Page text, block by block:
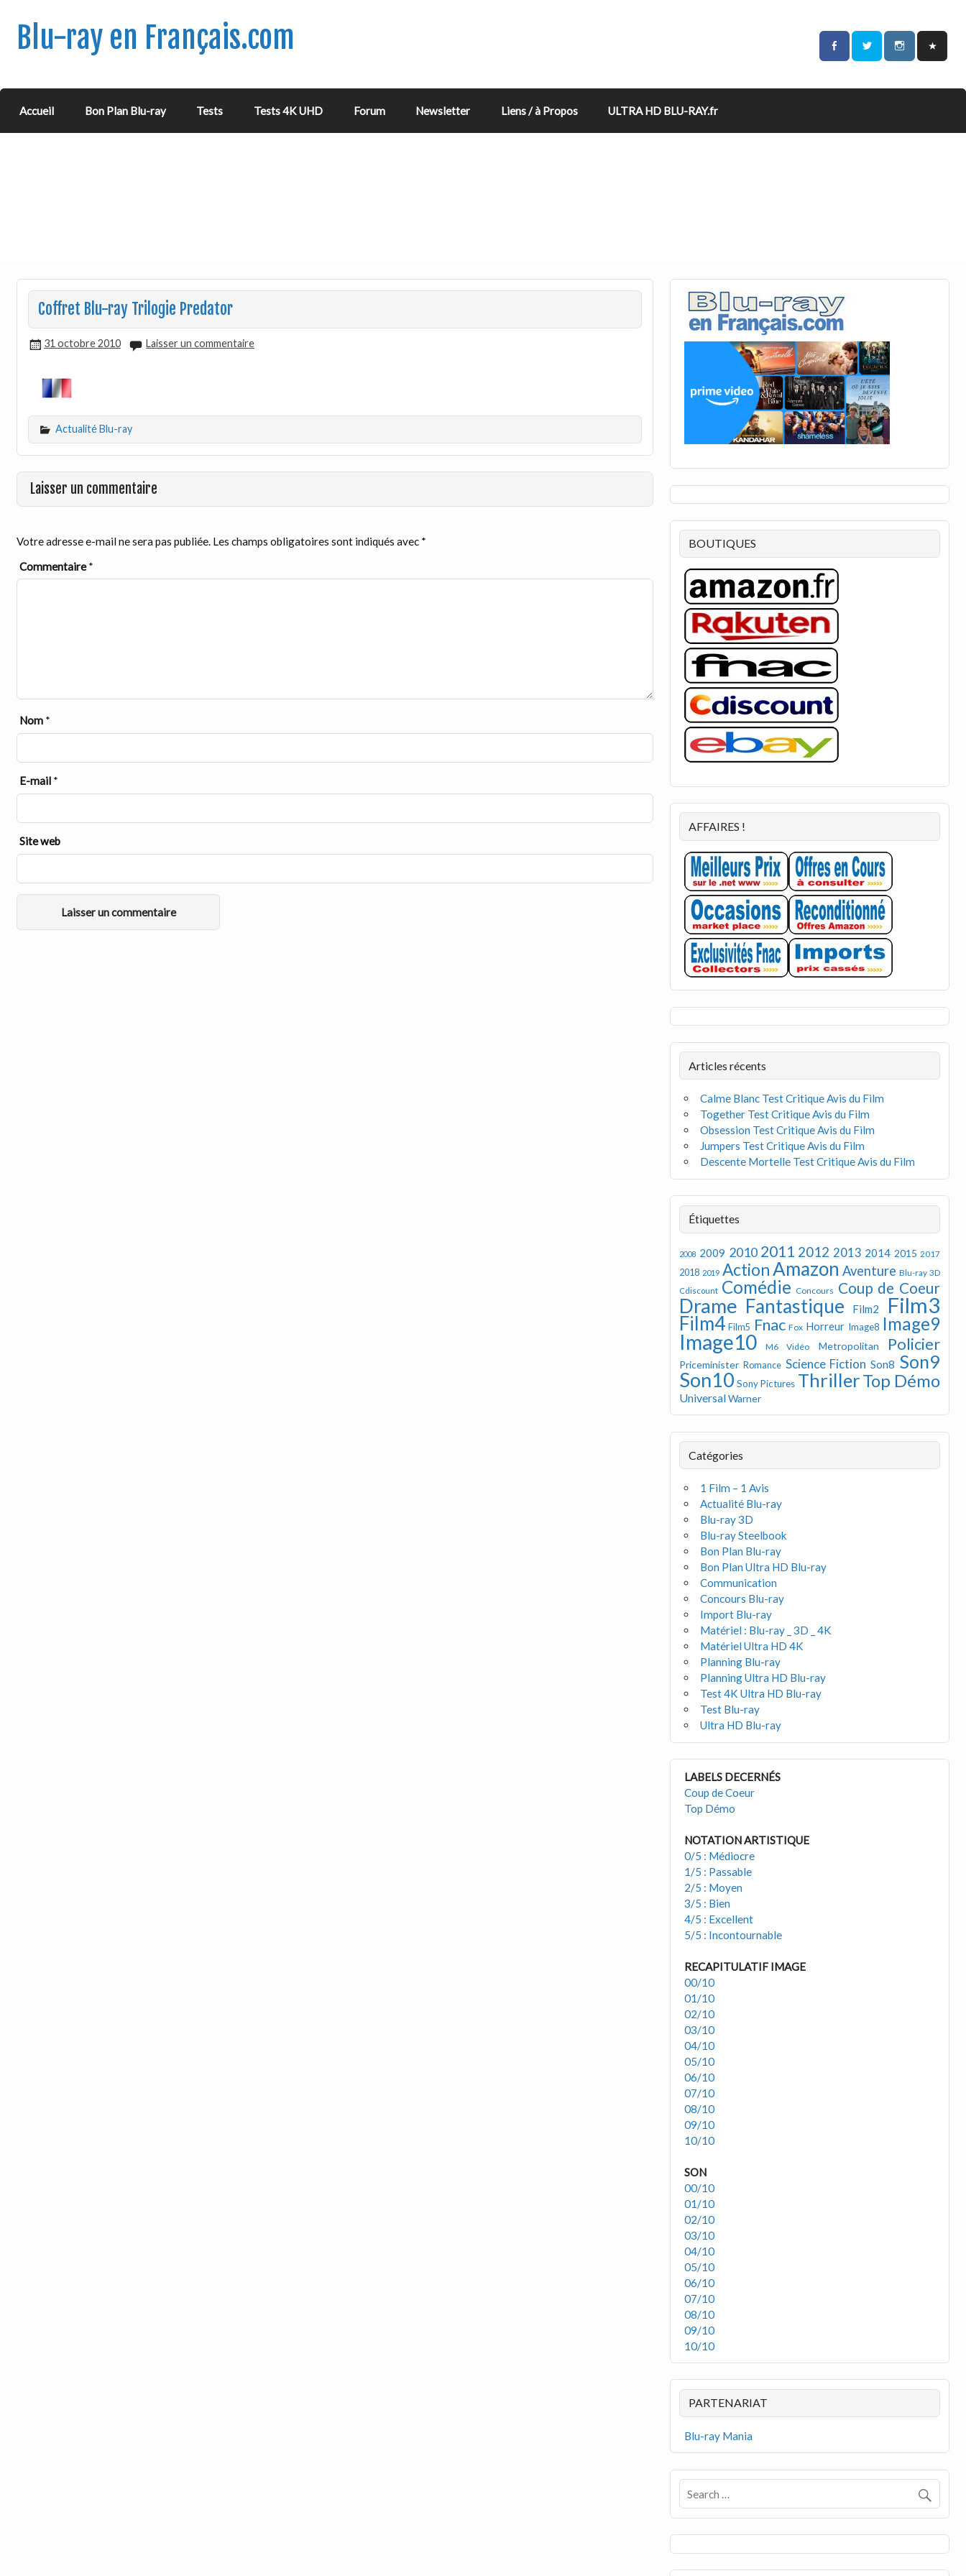
Blu-ray en Français.com
Accueil Bon Plan Blu-ray Tests Tests 4K UHD Forum Newsletter Liens / à Propos ULTRA HD BLU-RAY.fr
Coffret Blu-ray Trilogie Predator
31 octobre 2010 Laisser un commentaire
Actualité Blu-ray
Laisser un commentaire
Votre adresse e-mail ne sera pas publiée. Les champs obligatoires sont indiqués avec *
Commentaire*
Nom *
E-mail *
Site web
BOUTIQUES
AFFAIRES !
Articles récents
Calme Blanc Test Critique Avis du Film
Together Test Critique Avis du Film
Obsession Test Critique Avis du Film
Jumpers Test Critique Avis du Film
Descente Mortelle Test Critique Avis du Film
Étiquettes
2008 2009 2010 2011 2012 2013 2014 2015 2017
2018 2019 ActionAmazon Aventure Blu-ray 3D
Cdiscount Comédie Concours Coup de Coeur
Drame Fantastique Film2 Film3
Film4 Film5 Fnac Fox Horreur Image8 Image9
Image10 M6 Vidéo Metropolitan Policier
Priceminister Romance Science Fiction Son8 Son9
Son10 Sony Pictures ThrillerTop Démo
UniversalWarner
Catégories
1 Film – 1 Avis
Actualité Blu-ray
Blu-ray 3D
Blu-ray Steelbook
Bon Plan Blu-ray
Bon Plan Ultra HD Blu-ray
Communication
Concours Blu-ray
Import Blu-ray
Matériel : Blu-ray _ 3D _ 4K
Matériel Ultra HD 4K
Planning Blu-ray
Planning Ultra HD Blu-ray
Test 4K Ultra HD Blu-ray
Test Blu-ray
Ultra HD Blu-ray
LABELS DECERNÉS
Coup de Coeur
Top Démo
NOTATION ARTISTIQUE
0/5 : Médiocre
1/5 : Passable
2/5 : Moyen
3/5 : Bien
4/5 : Excellent
5/5 : Incontournable
RECAPITULATIF IMAGE
00/10
01/10
02/10
03/10
04/10
05/10
06/10
07/10
08/10
09/10
10/10
SON
00/10
01/10
02/10
03/10
04/10
05/10
06/10
07/10
08/10
09/10
10/10
PARTENARIAT
Blu-ray Mania